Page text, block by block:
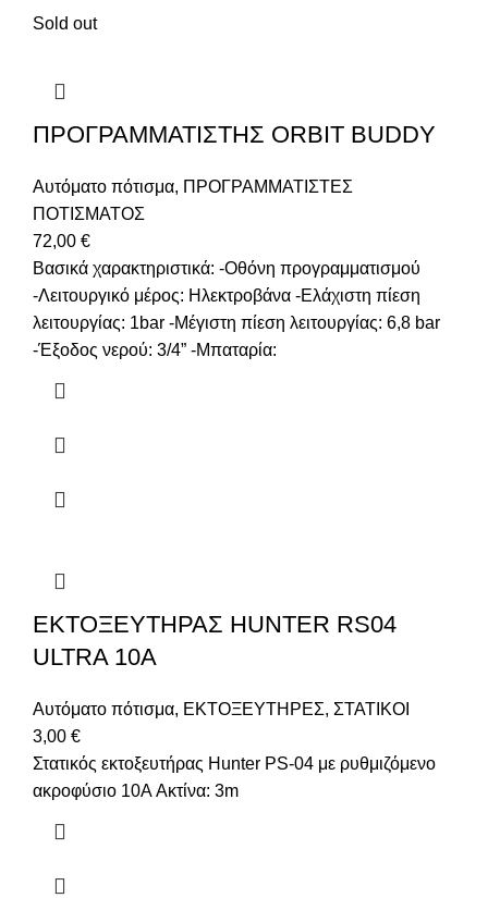
Sold out
ΠΡΟΓΡΑΜΜΑΤΙΣΤΗΣ ORBIT BUDDY
Αυτόματο πότισμα, ΠΡΟΓΡΑΜΜΑΤΙΣΤΕΣ
ΠΟΤΙΣΜΑΤΟΣ
72,00 €
Βασικά χαρακτηριστικά: -Οθόνη προγραμματισμού
-Λειτουργικό μέρος: Ηλεκτροβάνα -Ελάχιστη πίεση
λειτουργίας: 1bar -Μέγιστη πίεση λειτουργίας: 6,8 bar
-Έξοδος νερού: 3/4” -Μπαταρία:
ΕΚΤΟΞΕΥΤΗΡΑΣ HUNTER RS04
ULTRA 10A
Αυτόματο πότισμα, ΕΚΤΟΞΕΥΤΗΡΕΣ, ΣΤΑΤΙΚΟΙ
3,00 €
Στατικός εκτοξευτήρας Hunter PS-04 με ρυθμιζόμενο
ακροφύσιο 10A Ακτίνα: 3m